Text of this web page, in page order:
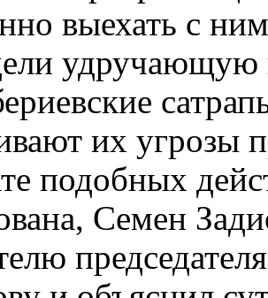
выехать с
удручающую
их угрозы
подобных
Семен